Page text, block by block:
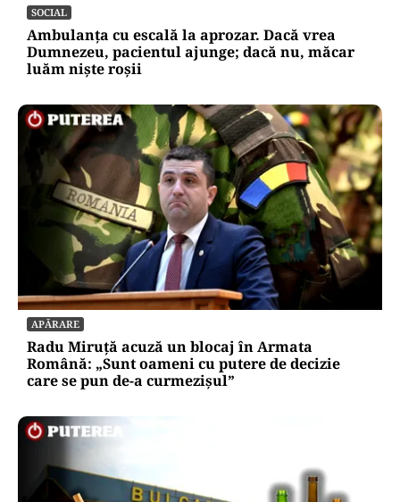
SOCIAL
Ambulanța cu escală la aprozar. Dacă vrea
Dumnezeu, pacientul ajunge; dacă nu, măcar
luăm niște roșii
APĂRARE
Radu Miruță acuză un blocaj în Armata
Română: „Sunt oameni cu putere de decizie
care se pun de-a curmezișul”